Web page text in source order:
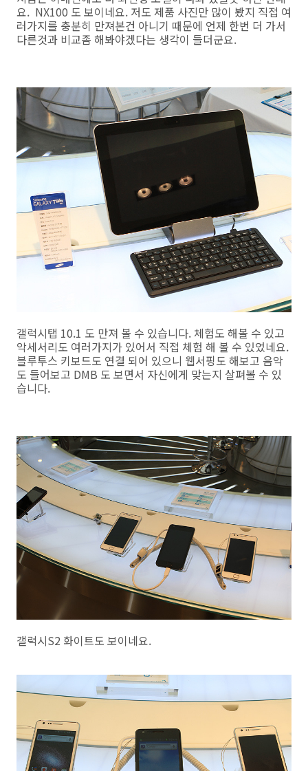
요. NX100 도 보이네요. 저도 제품 사진만 많이 봤지 직접 여
러가지를 충분히 만져본건 아니기 때문에 언제 한번 더 가서
다른것과 비교좀 해봐야겠다는 생각이 들더군요.
갤럭시탭 10.1 도 만져 볼 수 있습니다. 체험도 해볼 수 있고
악세서리도 여러가지가 있어서 직접 체험 해 볼 수 있었네요.
블루투스 키보드도 연결 되어 있으니 웹서핑도 해보고 음악
도 들어보고 DMB 도 보면서 자신에게 맞는지 살펴볼 수 있
습니다.
갤럭시S2 화이트도 보이네요.